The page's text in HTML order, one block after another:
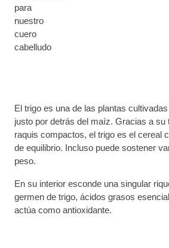
para
nuestro
cuero
cabelludo
El trigo es una de las plantas
justo por detrás del maíz. Gracias a su
raquis compactos, el trigo es el cereal
de equilibrio. Incluso puede sostener
peso.
En su interior esconde una singular
germen de trigo, ácidos grasos
actúa como antioxidante.